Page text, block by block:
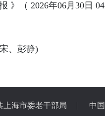
（ 2026年06月30日 04
、彭静)
上海市委老干部局 中